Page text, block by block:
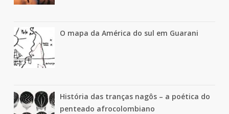
O mapa da América do sul em Guarani
História das tranças nagôs – a poética do
penteado afrocolombiano